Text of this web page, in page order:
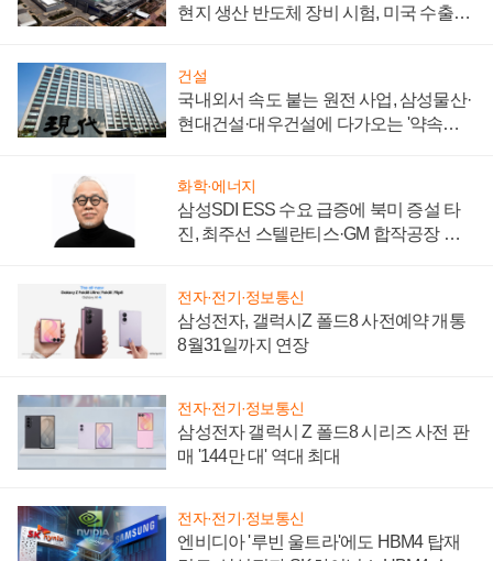
현지 생산 반도체 장비 시험, 미국 수출통
건설
국내외서 속도 붙는 원전 사업, 삼성물산·
현대건설·대우건설에 다가오는 '약속의
화학·에너지
삼성SDI ESS 수요 급증에 북미 증설 타
진, 최주선 스텔란티스·GM 합작공장 건
전자·전기·정보통신
삼성전자, 갤럭시Z 폴드8 사전예약 개통
8월31일까지 연장
전자·전기·정보통신
삼성전자 갤럭시 Z 폴드8 시리즈 사전 판
매 '144만 대' 역대 최대
전자·전기·정보통신
엔비디아 '루빈 울트라'에도 HBM4 탑재